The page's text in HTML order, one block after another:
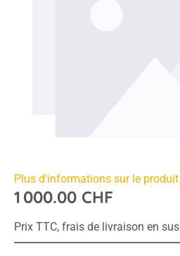
Plus d'informations sur le produit
1 000.00 CHF
Prix TTC, frais de livraison en sus